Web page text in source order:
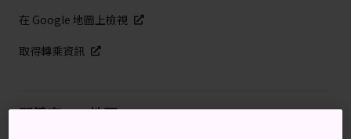
在 Google 地圖上檢視
取得轉乘資訊
關鍵字 地圖